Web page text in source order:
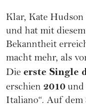
Klar, Kate Hudson
und hat mit
Bekanntheit
macht mehr, als
Die erste Single
erschien 2010
Italiano“. Auf